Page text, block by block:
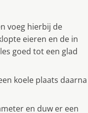
voeg hierbij de
eieren en de in
goed tot een glad
koele plaats daarna
en duw er een